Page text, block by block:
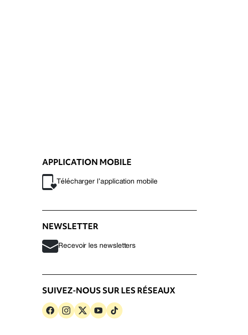
APPLICATION MOBILE
Télécharger l’application mobile
NEWSLETTER
Recevoir les newsletters
SUIVEZ-NOUS SUR LES RÉSEAUX